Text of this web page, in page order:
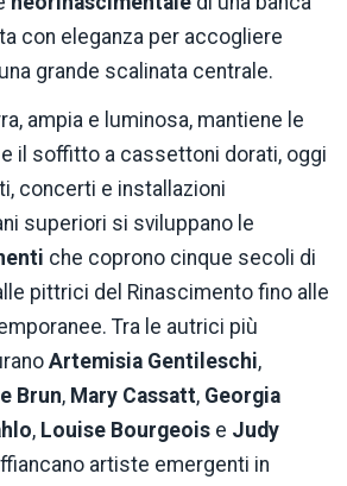
con eleganza per accogliere
grande scalinata centrale.
ampia e luminosa, mantiene le
il soffitto a cassettoni dorati, oggi
concerti e installazioni
superiori si sviluppano le
che coprono cinque secoli di
pittrici del Rinascimento fino alle
Tra le autrici più
Artemisia Gentileschi,
Brun, Mary Cassatt, Georgia
, Louise Bourgeois e Judy
artiste emergenti in